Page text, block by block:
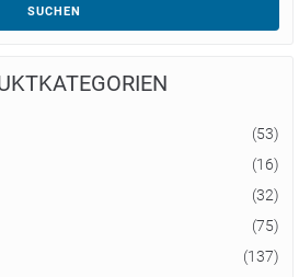
SUCHEN
(53)
(16)
(32)
(75)
(137)